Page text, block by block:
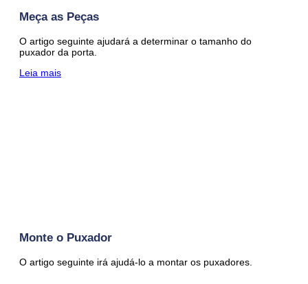
Meça as Peças
O artigo seguinte ajudará a determinar o tamanho do
puxador da porta.
Leia mais
Monte o Puxador
O artigo seguinte irá ajudá-lo a montar os puxadores.